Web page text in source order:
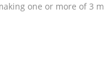
one or more of 3